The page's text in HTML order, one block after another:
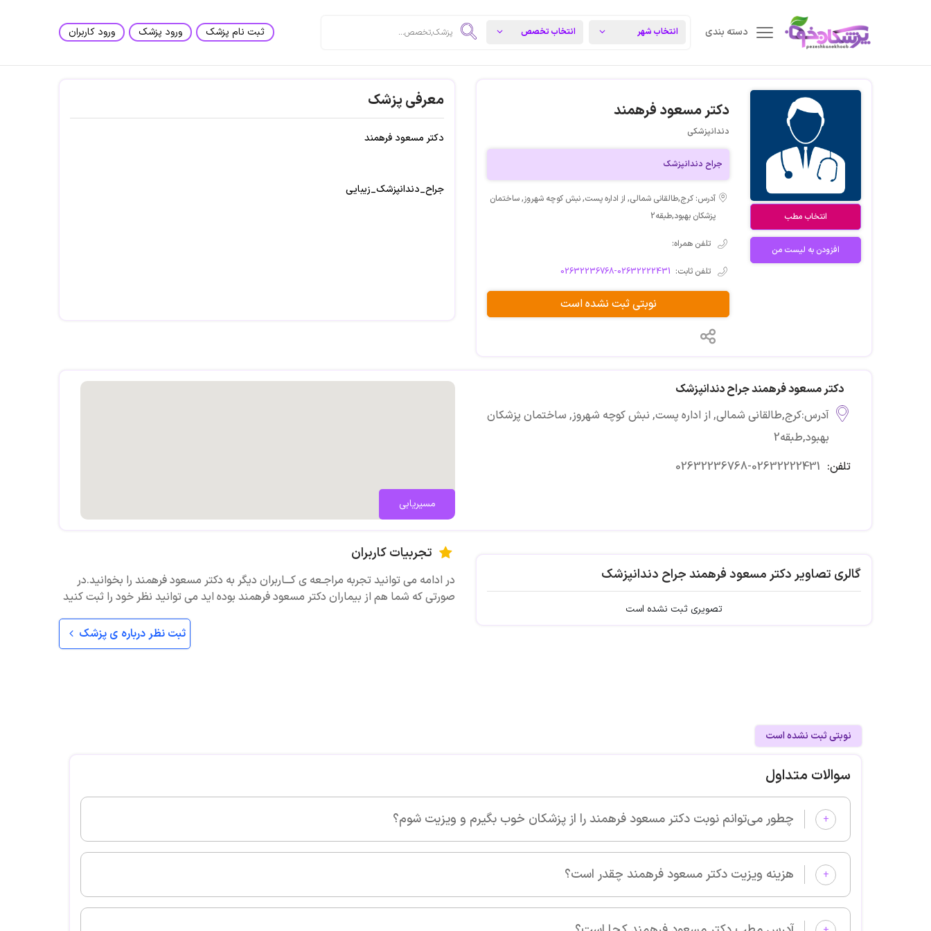
دسته بندی ثبت نام پزشک ورود پزشک ورود کاربران
انتخاب مطب
افزودن به لیست من
دکتر مسعود فرهمند
دندانپزشکی
جراح دندانپزشک
آدرس: کرج,طالقانی شمالی, از اداره پست, نبش کوچه شهروز, ساختمان
پزشکان بهبود,طبقه2
تلفن همراه:
تلفن ثابت: 02632236768-02632222431
نوبتی ثبت نشده است
معرفی پزشک
دکتر مسعود فرهمند
جراح_دندانپزشک_زیبایی
دکتر مسعود فرهمند جراح دندانپزشک
آدرس:کرج,طالقانی شمالی, از اداره پست, نبش کوچه شهروز, ساختمان پزشکان
بهبود,طبقه2
تلفن: 02632236768-02632222431
مسیریابی
گالری تصاویر دکتر مسعود فرهمند جراح دندانپزشک
تصویری ثبت نشده است
تجربیات کاربران
در ادامه می توانید تجربه مراجـعه ی کـــاربران دیگر به دکتر مسعود فرهمند را بخوانید.در
صورتی که شما هم از بیماران دکتر مسعود فرهمند بوده اید می توانید نظر خود را ثبت کنید
ثبت نظر درباره ی پزشک
نوبتی ثبت نشده است
سوالات متداول
+ چطور می‌توانم نوبت دکتر مسعود فرهمند را از پزشکان خوب بگیرم و ویزیت شوم؟
+ هزینه ویزیت دکتر مسعود فرهمند چقدر است؟